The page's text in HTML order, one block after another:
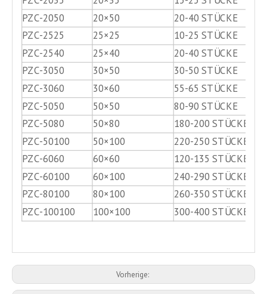
PZC-2050
20×50 20-40 STÜCKE
PZC-2525 25×25 10-25 STÜCKE
PZC-2540 25×40
20-40 STÜCKE
PZC-3050
30×50
30-50 STÜCKE
PZC-3060
30×60
55-65 STÜCKE
PZC-5050
50×50 80-90 STÜCKE
PZC-5080 50×80 180-200 STÜCKE
PZC-50100 50×100 220-250 STÜCKE
PZC-6060 60×60 120-135 STÜCKE
PZC-60100 60×100 240-290 STÜCKE
PZC-80100 80×100 260-350 STÜCKE
PZC-100100 100×100 300-400 STÜCKE
Vorherige: